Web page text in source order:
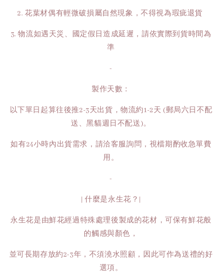
2. 花葉材偶有輕微破損屬自然現象，不得視為瑕疵退貨
3. 物流如遇天災、國定假日造成延遲，請依實際到貨時間為
準
-
製作天數：
以下單日起算往後推2-3天出貨，物流約1-2天 (郵局六日不配
送、黑貓週日不配送)。
如有24小時內出貨需求，請洽客服詢問，視檔期酌收急單費
用。
-
| 什麼是永生花？|
永生花是由鮮花經過特殊處理後製成的花材，可保有鮮花般
的觸感與顏色，
並可長期存放約2-3年，不須澆水照顧，因此可作為送禮的好
選項。